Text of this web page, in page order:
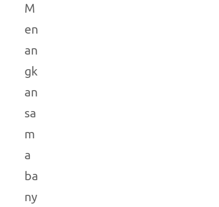
M
en
an
gk
an
sa
m
a
ba
ny